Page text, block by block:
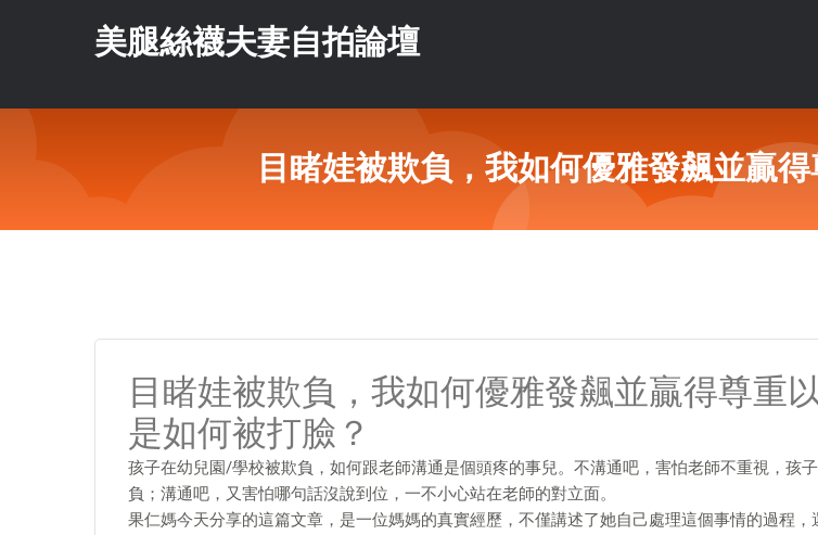
美腿絲襪夫妻自拍論壇
目睹娃被欺負，我如何優雅發飆並贏
目睹娃被欺負，我如何優雅發飆並贏得尊重
是如何被打臉？
孩子在幼兒園/學校被欺負，如何跟老師溝通是個頭疼的事兒。不溝通吧，害怕老師不重視，孩
負；溝通吧，又害怕哪句話沒說到位，一不小心站在老師的對立面。
果仁媽今天分享的這篇文章，是一位媽媽的真實經歷，不僅講述了她自己處理這個事情的過程，